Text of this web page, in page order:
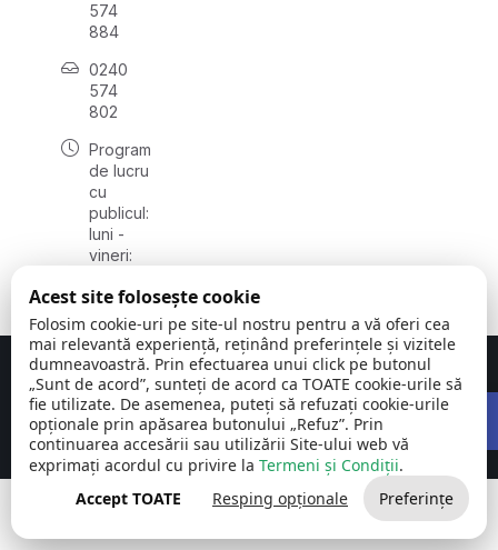
574
884
0240
574
802
Program
de lucru
cu
publicul:
luni -
vineri:
16:00
Comuna Carcaliu | județul
Tulcea
©
2026
Toate drepturile
rezervate
Concept realizat deBig Media Relații Publice SRL
Acest site folosește cookie
Folosim cookie-uri pe site-ul nostru pentru a vă oferi cea
mai relevantă experiență, reținând preferințele și vizitele
dumneavoastră. Prin efectuarea unui click pe butonul
„Sunt de acord”, sunteți de acord ca TOATE cookie-urile să
fie utilizate. De asemenea, puteți să refuzați cookie-urile
opționale prin apăsarea butonului „Refuz”. Prin
continuarea accesării sau utilizării Site-ului web vă
exprimați acordul cu privire la Termeni și Condiții.
Accept TOATE
Resping opționale Preferințe